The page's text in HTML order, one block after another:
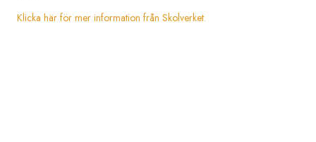
Klicka här för mer information från Skolverket.